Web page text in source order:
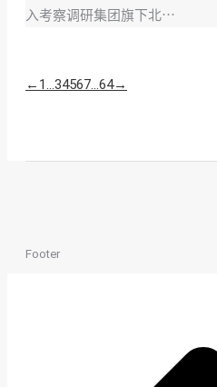
入考察调研集团旗下北…
← 1…34567…64→
Footer